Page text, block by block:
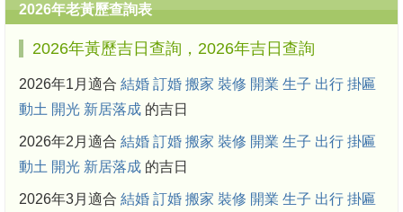
2026年老黃歷查詢表
2026年黃歷吉日查詢，2026年吉日查詢
2026年1月適合 結婚 訂婚 搬家 裝修 開業 生子 出行 掛匾
動土 開光 新居落成 的吉日
2026年2月適合 結婚 訂婚 搬家 裝修 開業 生子 出行 掛匾
動土 開光 新居落成 的吉日
2026年3月適合 結婚 訂婚 搬家 裝修 開業 生子 出行 掛匾